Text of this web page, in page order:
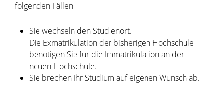
folgenden Fällen:
Sie wechseln den Studienort.
Die Exmatrikulation der bisherigen Hochschule
benötigen Sie für die Immatrikulation an der
neuen Hochschule.
Sie brechen Ihr Studium auf eigenen Wunsch ab.